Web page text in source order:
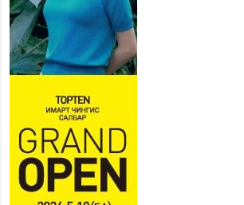
ирдэг цэг болгоно
2026 оны 7 сар 21 / 16 цаг 47 минут
Тусгай замын автобус /BRT/ төслийн удирдах
хорооны ээлжит хуралдаан боллоо
Ерөнхий сайд Н.Учрал БНХАУ-аас Монгол Улсад
суугаа Элчин сайд Шэнь Миньжюанийг хүлээн
авч уулзав
2026 оны 7 сар 21 / 16 цаг 39 минут
БҮГД НАЙРАМДАХ ТАЖИКИСТАН УЛСТАЙ
ЭДИЙН ЗАСГИЙН ХАМТЫН АЖИЛЛАГААГ